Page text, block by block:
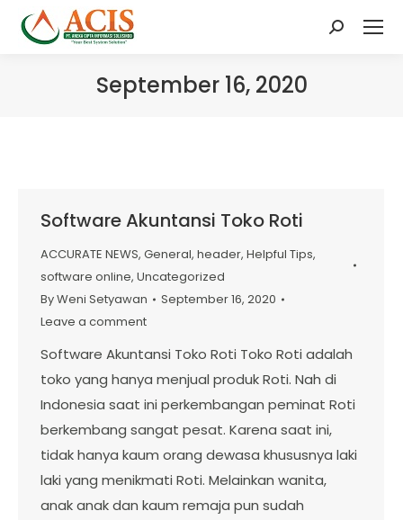
Search:
September 16, 2020
Software Akuntansi Toko Roti
ACCURATE NEWS, General, header, Helpful Tips,
software online, Uncategorized
ByWeni Setyawan
September 16, 2020
Leave a comment
Software Akuntansi Toko Roti Toko Roti adalah
toko yang hanya menjual produk Roti. Nah di
Indonesia saat ini perkembangan peminat Roti
berkembang sangat pesat. Karena saat ini,
tidak hanya kaum orang dewasa khususnya laki
laki yang menikmati Roti. Melainkan wanita,
anak anak dan kaum remaja pun sudah